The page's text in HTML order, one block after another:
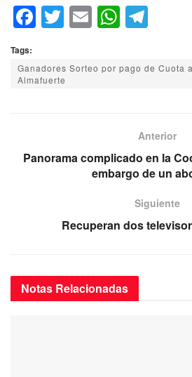
F
a
c
e
o
T
wi
tt
er
E
m
ail
W
h
at
s
p
e
m
Tags:
Ganadores Sorteo por pago de Cuota
Almafuerte
Anterior
Panorama complicado en la
embargo de un
Siguiente
Recuperan dos
Notas Relacionadas